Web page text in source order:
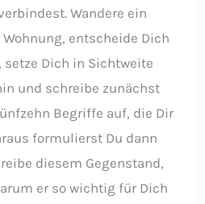
Wandere ein
entscheide Dich
setze Dich in Sichtweite
und schreibe zunächst
Begriffe auf, die Dir
formulierst Du dann
diesem Gegenstand,
er so wichtig für Dich